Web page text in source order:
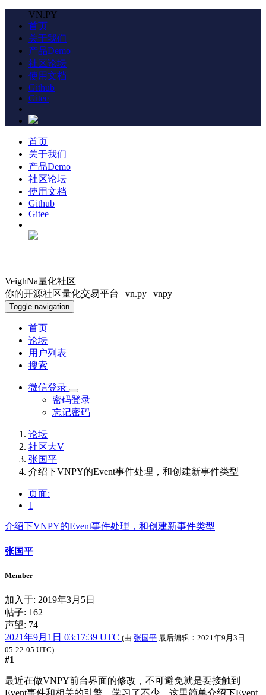
VN.PY
首页
关于我们
产品Demo
社区论坛
使用文档
Github
Gitee
首页
关于我们
产品Demo
社区论坛
使用文档
Github
Gitee
VeighNa量化社区
你的开源社区量化交易平台 | vn.py | vnpy
Toggle navigation
首页
论坛
用户列表
搜索
微信登录
密码登录
忘记密码
论坛
社区大V
张国平
介绍下VNPY的Event事件处理，和创建新事件类型
页面:
1
介绍下VNPY的Event事件处理，和创建新事件类型
张国平
Member
加入于: 2019年3月5日
帖子: 162
声望: 74
2021年9月1日 03:17:39 UTC (由 张国平 最后编辑： 2021年9月3日
05:22:05 UTC)
#1
最近在做VNPY前台界面的修改，不可避免就是要接触到
Event事件和相关的引擎，学习了不少。这里简单介绍下Event